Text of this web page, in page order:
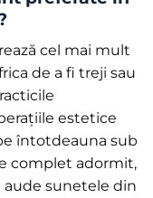
cel mai mult
de a fi treji sau
estetice
întotdeauna sub
complet adormit,
sunetele din